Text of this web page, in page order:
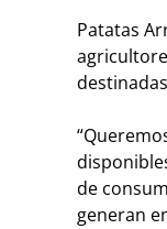
Patatas
de
generan